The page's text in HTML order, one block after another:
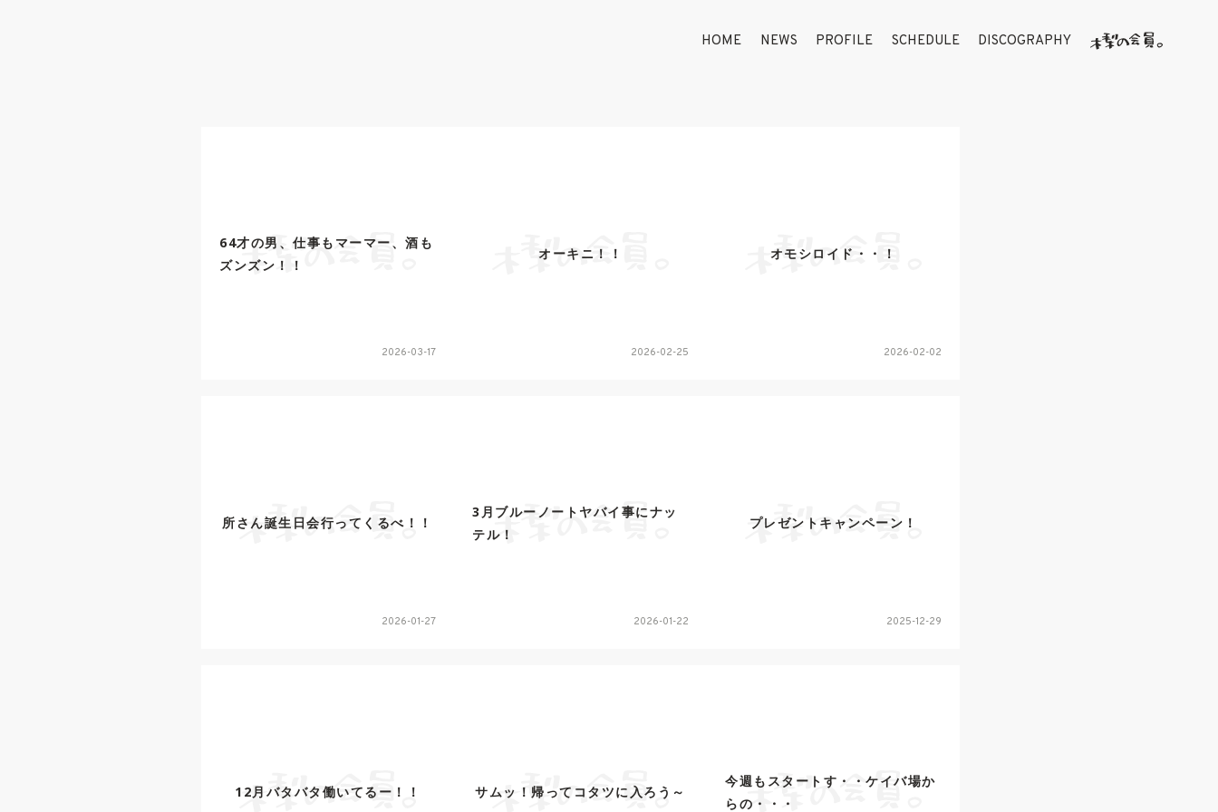
HOME NEWS PROFILE SCHEDULE DISCOGRAPHY
64才の男、仕事もマーマー、酒も
ズンズン！！
2026-03-17
オーキニ！！
2026-02-25
オモシロイド・・！
2026-02-02
所さん誕生日会行ってくるべ！！
2026-01-27
3月ブルーノートヤバイ事にナッ
テル！
2026-01-22
プレゼントキャンペーン！
2025-12-29
12月バタバタ働いてるー！！ サムッ！帰ってコタツに入ろう～
今週もスタートす・・ケイバ場か
らの・・・